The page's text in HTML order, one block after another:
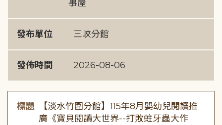
事屋
發布單位 三峽分館
發佈時間 2026-08-06
標題
【淡水竹圍分館】115年8月嬰幼兒閱讀推
廣《寶貝閱讀大世界--打敗蛀牙蟲大作